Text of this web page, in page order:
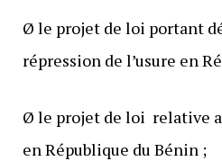
Ø le projet de loi portant
répression de l’usure en
Ø le projet de loi relative
en République du Bénin ;